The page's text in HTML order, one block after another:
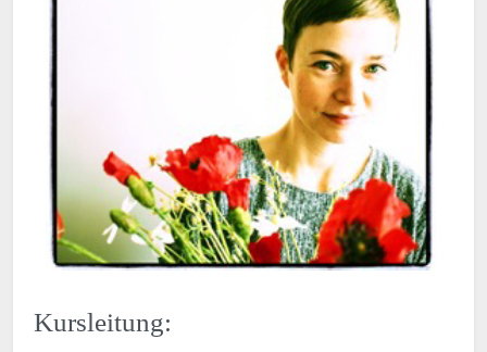
Kursleitung: